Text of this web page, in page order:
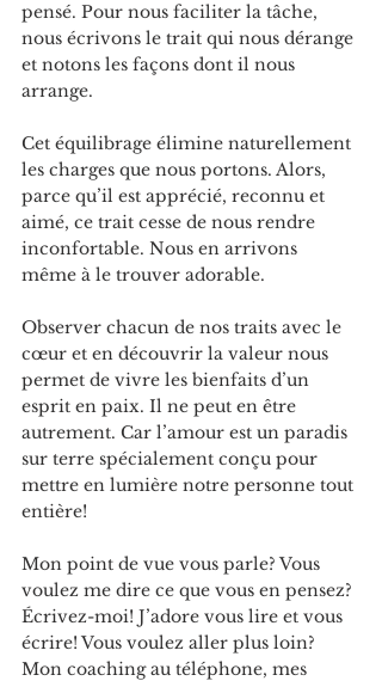
pensé. Pour nous faciliter la tâche,
nous écrivons le trait qui nous dérange
et notons les façons dont il nous
arrange.
Cet équilibrage élimine naturellement
les charges que nous portons. Alors,
parce qu’il est apprécié, reconnu et
aimé, ce trait cesse de nous rendre
inconfortable. Nous en arrivons
même à le trouver adorable.
Observer chacun de nos traits avec le
cœur et en découvrir la valeur nous
permet de vivre les bienfaits d’un
esprit en paix. Il ne peut en être
autrement. Car l’amour est un paradis
sur terre spécialement conçu pour
mettre en lumière notre personne tout
entière!
Mon point de vue vous parle? Vous
voulez me dire ce que vous en pensez?
Écrivez-moi! J’adore vous lire et vous
écrire! Vous voulez aller plus loin?
Mon coaching au téléphone, mes